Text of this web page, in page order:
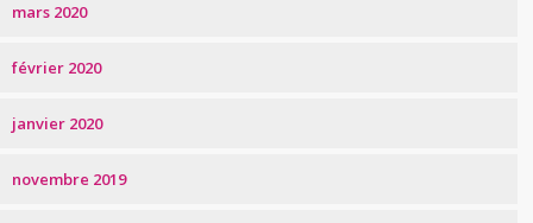
mars 2020
février 2020
janvier 2020
novembre 2019